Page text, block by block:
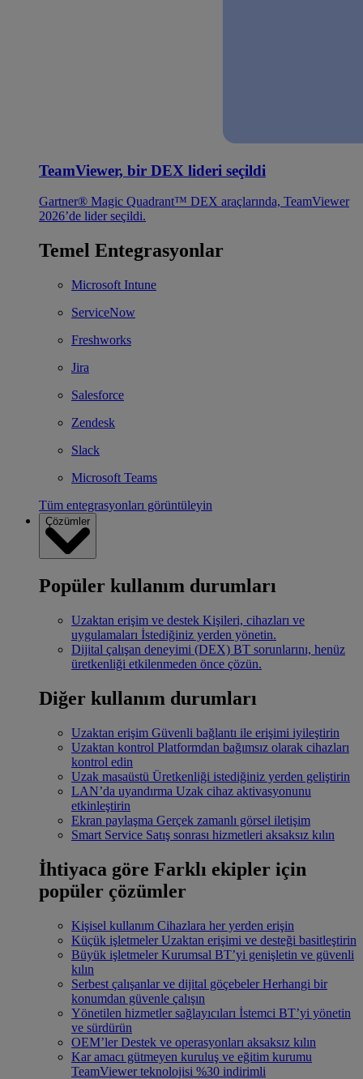
TeamViewer, bir DEX lideri seçildi
Gartner® Magic Quadrant™ DEX araçlarında, TeamViewer
2026’de lider seçildi.
Temel Entegrasyonlar
Microsoft Intune
ServiceNow
Freshworks
Jira
Salesforce
Zendesk
Slack
Microsoft Teams
Tüm entegrasyonları görüntüleyin
Çözümler
Popüler kullanım durumları
Uzaktan erişim ve destek Kişileri, cihazları ve
uygulamaları İstediğiniz yerden yönetin.
Dijital çalışan deneyimi (DEX) BT sorunlarını, henüz
üretkenliği etkilenmeden önce çözün.
Diğer kullanım durumları
Uzaktan erişim Güvenli bağlantı ile erişimi iyileştirin
Uzaktan kontrol Platformdan bağımsız olarak cihazları
kontrol edin
Uzak masaüstü Üretkenliği istediğiniz yerden geliştirin
LAN’da uyandırma Uzak cihaz aktivasyonunu
etkinleştirin
Ekran paylaşma Gerçek zamanlı görsel iletişim
Smart Service Satış sonrası hizmetleri aksaksız kılın
İhtiyaca göre Farklı ekipler için
popüler çözümler
Kişisel kullanım Cihazlara her yerden erişin
Küçük işletmeler Uzaktan erişimi ve desteği basitleştirin
Büyük işletmeler Kurumsal BT’yi genişletin ve güvenli
kılın
Serbest çalışanlar ve dijital göçebeler Herhangi bir
konumdan güvenle çalışın
Yönetilen hizmetler sağlayıcıları İstemci BT’yi yönetin
ve sürdürün
OEM’ler Destek ve operasyonları aksaksız kılın
Kar amacı gütmeyen kuruluş ve eğitim kurumu
TeamViewer teknolojisi %30 indirimli